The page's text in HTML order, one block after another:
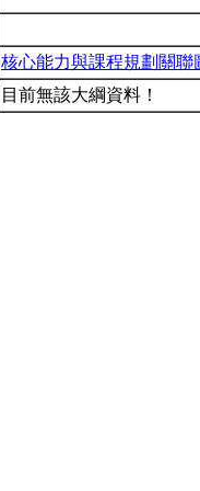
核心能力與課程規劃關聯
目前無該大綱資料！